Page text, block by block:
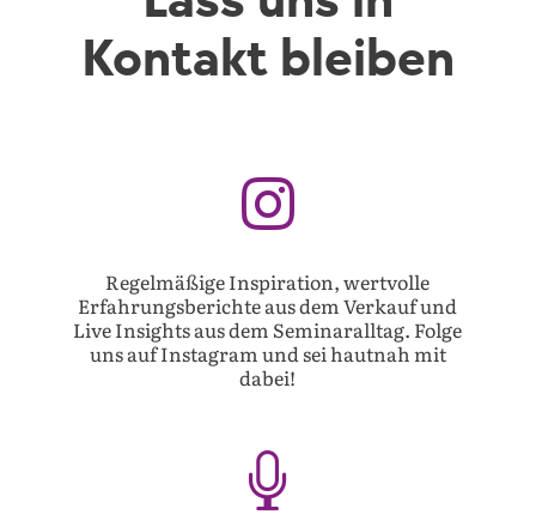
Kontakt bleiben

Regelmäßige Inspiration, wertvolle
Erfahrungsberichte aus dem Verkauf und
Live Insights aus dem Seminaralltag. Folge
uns auf Instagram und sei hautnah mit
dabei!
